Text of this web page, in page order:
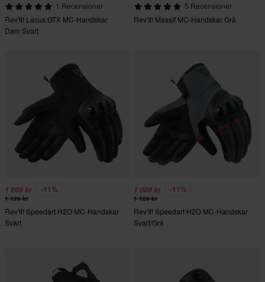
1 Recensioner
Rev'It! Lacus GTX MC-Handskar
Dam Svart
5 Recensioner
Rev'It! Massif MC-Handskar Grå
1 009 kr -11%
1 129 kr
Rev'It! Speedart H2O MC-Handskar
Svart
1 009 kr -11%
1 129 kr
Rev'It! Speedart H2O MC-Handskar
Svart/Grå